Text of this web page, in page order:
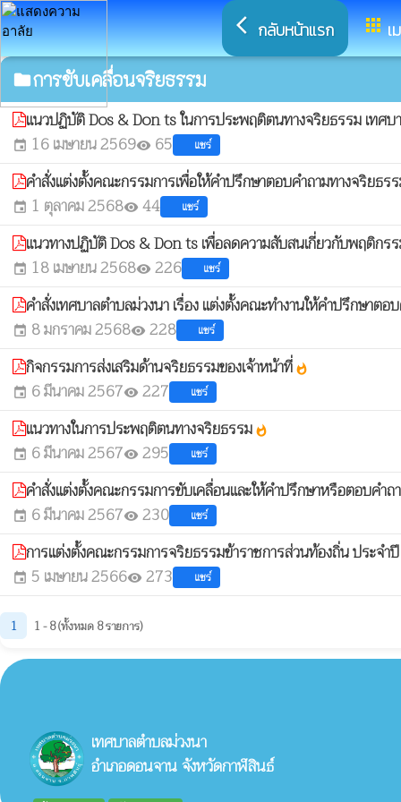
arrow_back_ios กลับหน้าแรก appsเ
folderการขับเคลื่อนจริยธรรม
แนวปฏิบัติ Dos & Don ts ในการประพฤติตนทางจริยธรรม เทศ
event 16 เมษายน 2569visibility 65 แชร์
คำสั่งแต่งตั้งคณะกรรมการเพื่อให้คำปรึกษาตอบคำถามทางจริย
event 1 ตุลาคม 2568visibility 44 แชร์
แนวทางปฏิบัติ Dos & Don ts เพื่อลดความสับสนเกี่ยวกับพฤติก
event 18 เมษายน 2568visibility 226 แชร์
คำสั่งเทศบาลตำบลม่วงนา เรื่อง แต่งตั้งคณะทำงานให้คำปรึกษา
event 8 มกราคม 2568visibility 228 แชร์
กิจกรรมการส่งเสริมด้านจริยธรรมของเจ้าหน้าที่ whatshot
event 6 มีนาคม 2567visibility 227 แชร์
แนวทางในการประพฤติตนทางจริยธรรม whatshot
event 6 มีนาคม 2567visibility 295 แชร์
คำสั่งแต่งตั้งคณะกรรมการขับเคลื่อนและให้คำปรึกษาหรือตอบคำ
event 6 มีนาคม 2567visibility 230 แชร์
การแต่งตั้งคณะกรรมการจริยธรรมข้าราชการส่วนท้องถิ่น ประจ
event 5 เมษายน 2566visibility 273 แชร์
1 1 - 8 (ทั้งหมด 8 รายการ)
เทศบาลตำบลม่วงนา
อำเภอดอนจาน จังหวัดกาฬสินธ์